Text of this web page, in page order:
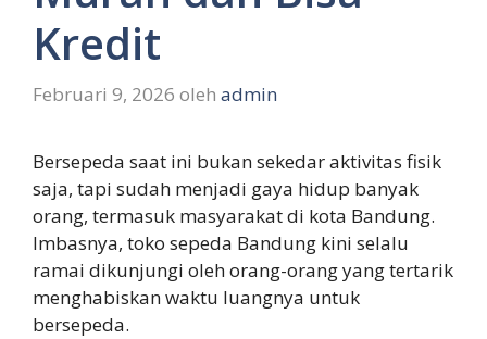
Kredit
Februari 9, 2026 oleh admin
Bersepeda saat ini bukan sekedar aktivitas fisik
saja, tapi sudah menjadi gaya hidup banyak
orang, termasuk masyarakat di kota Bandung.
Imbasnya, toko sepeda Bandung kini selalu
ramai dikunjungi oleh orang-orang yang tertarik
menghabiskan waktu luangnya untuk
bersepeda.